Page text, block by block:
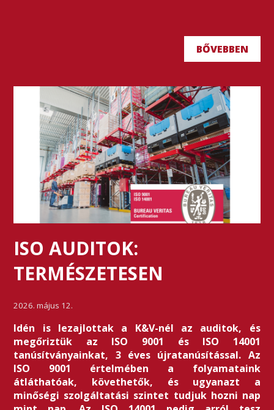
BŐVEBBEN
ISO AUDITOK:
TERMÉSZETESEN
2026. május 12.
Idén is lezajlottak a K&V-nél az auditok, és
megőriztük az ISO 9001 és ISO 14001
tanúsítványainkat, 3 éves újratanúsítással. Az
ISO 9001 értelmében a folyamataink
átláthatóak, követhetők, és ugyanazt a
minőségi szolgáltatási szintet tudjuk hozni nap